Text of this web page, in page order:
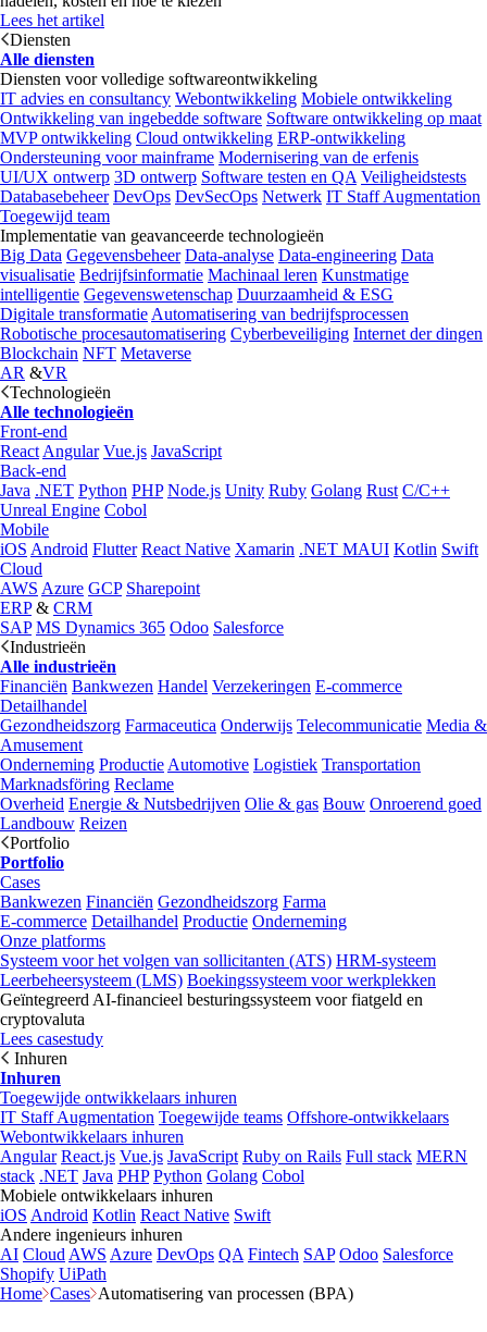
Lees het artikel
Diensten
Alle diensten
Diensten voor volledige softwareontwikkeling
IT advies en consultancy Webontwikkeling Mobiele ontwikkeling
Ontwikkeling van ingebedde software Software ontwikkeling op maat
MVP ontwikkeling Cloud ontwikkeling ERP-ontwikkeling
Ondersteuning voor mainframe Modernisering van de erfenis
UI/UX ontwerp 3D ontwerp Software testen en QA Veiligheidstests
Databasebeheer DevOps DevSecOps Netwerk IT Staff Augmentation
Toegewijd team
Implementatie van geavanceerde technologieën
Big Data Gegevensbeheer Data-analyse Data-engineering Data
visualisatie Bedrijfsinformatie Machinaal leren Kunstmatige
intelligentie Gegevenswetenschap Duurzaamheid & ESG
Digitale transformatie Automatisering van bedrijfsprocessen
Robotische procesautomatisering Cyberbeveiliging Internet der dingen
Blockchain NFT Metaverse
AR &VR
Technologieën
Alle technologieën
Front-end
React Angular Vue.js JavaScript
Back-end
Java .NET Python PHP Node.js Unity Ruby Golang Rust C/C++
Unreal Engine Cobol
Mobile
iOS Android Flutter React Native Xamarin .NET MAUI Kotlin Swift
Cloud
AWS Azure GCP Sharepoint
ERP& CRM
SAP MS Dynamics 365 Odoo Salesforce
Industrieën
Alle industrieën
Financiën Bankwezen Handel Verzekeringen E-commerce
Detailhandel
Gezondheidszorg Farmaceutica Onderwijs Telecommunicatie Media &
Amusement
Onderneming Productie Automotive Logistiek Transportation
Marknadsföring Reclame
Overheid Energie & Nutsbedrijven Olie & gas Bouw Onroerend goed
Landbouw Reizen
Portfolio
Portfolio
Cases
Bankwezen Financiën Gezondheidszorg Farma
E-commerce Detailhandel Productie Onderneming
Onze platforms
Systeem voor het volgen van sollicitanten (ATS) HRM-systeem
Leerbeheersysteem (LMS) Boekingssysteem voor werkplekken
Geïntegreerd AI-financieel besturingssysteem voor fiatgeld en
cryptovaluta
Lees casestudy
Inhuren
Inhuren
Toegewijde ontwikkelaars inhuren
IT Staff Augmentation Toegewijde teams Offshore-ontwikkelaars
Webontwikkelaars inhuren
Angular React.js Vue.js JavaScript Ruby on Rails Full stack MERN
stack .NET Java PHP Python Golang Cobol
Mobiele ontwikkelaars inhuren
iOS Android Kotlin React Native Swift
Andere ingenieurs inhuren
AI Cloud AWS Azure DevOps QA Fintech SAP Odoo Salesforce
Shopify UiPath
Home Cases Automatisering van processen (BPA)